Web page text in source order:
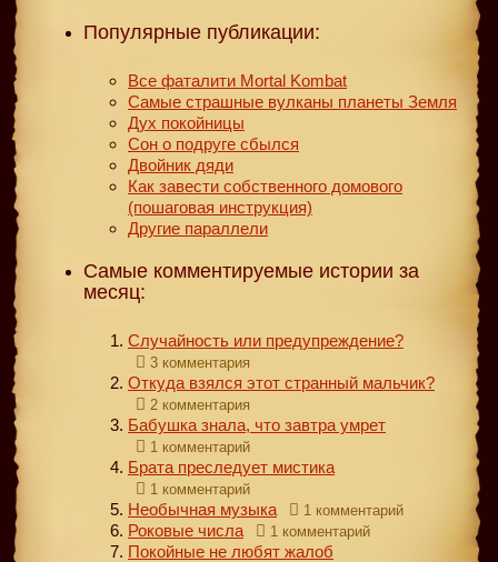
Популярные публикации:
Все фаталити Mortal Kombat
Самые страшные вулканы планеты Земля
Дух покойницы
Сон о подруге сбылся
Двойник дяди
Как завести собственного домового
(пошаговая инструкция)
Другие параллели
Самые комментируемые истории за
месяц:
Случайность или предупреждение?
3 комментария
Откуда взялся этот странный мальчик?
2 комментария
Бабушка знала, что завтра умрет
1 комментарий
Брата преследует мистика
1 комментарий
Необычная музыка 1 комментарий
Роковые числа 1 комментарий
Покойные не любят жалоб